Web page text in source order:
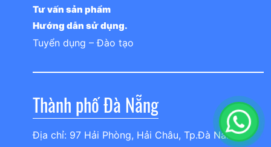
Tư vấn sản phẩm
Hướng dẫn sử dụng.
Tuyển dụng – Đào tạo
Thành phố Đà Nẵng
Địa chỉ: 97 Hải Phòng, Hải Châu, Tp.Đà Nẵng